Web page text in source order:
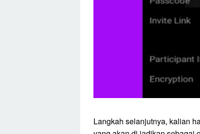
Langkah selanjutnya, kalian